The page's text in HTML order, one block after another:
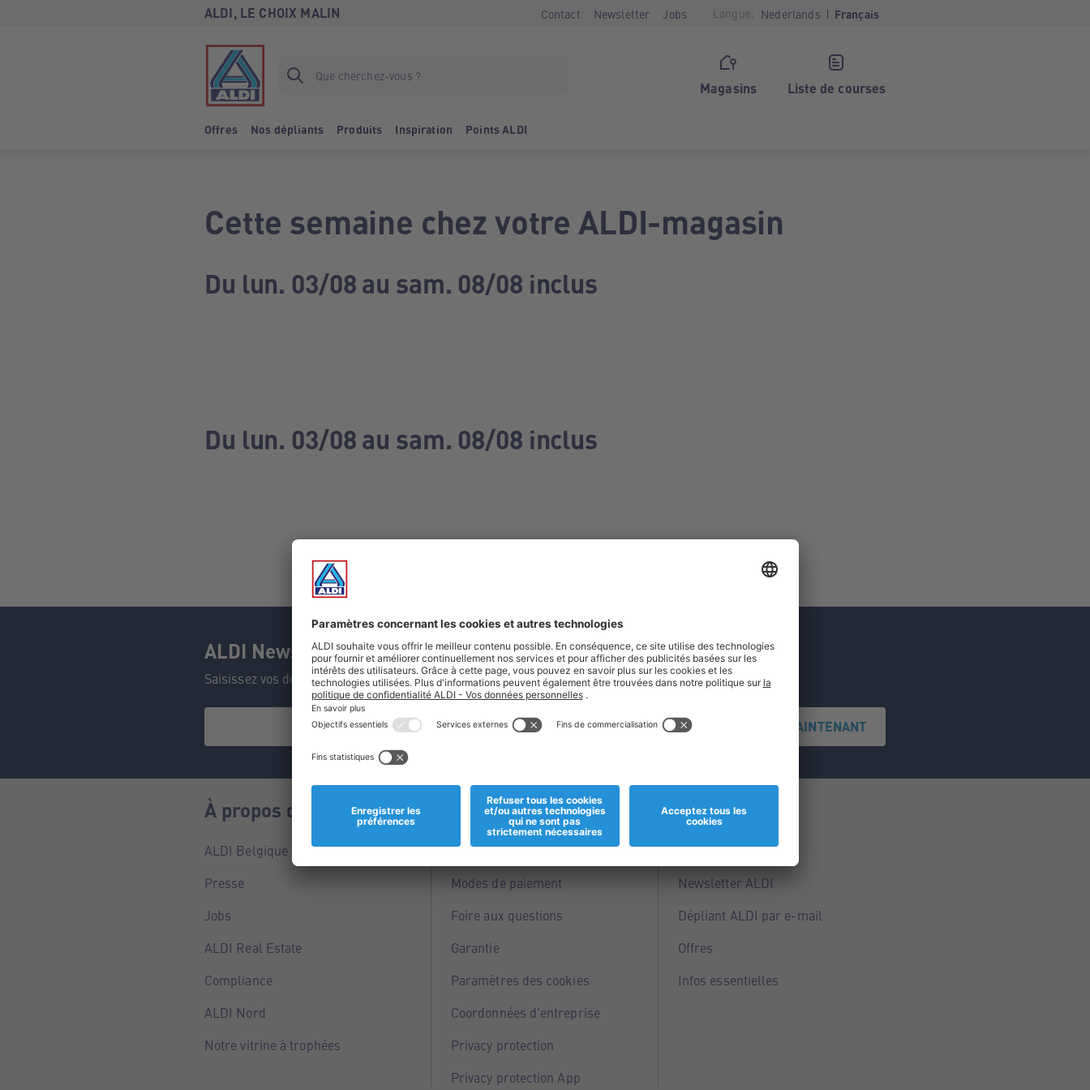
ALDI, LE CHOIX MALIN Contact Newsletter Jobs Langue: Nederlands Français
Magasins Liste de courses
Offres Nos dépliants Produits Inspiration Points ALDI
Cette semaine chez votre ALDI-magasin
Du lun. 03/08 au sam. 08/08 inclus
Du lun. 03/08 au sam. 08/08 inclus
ALDI Newsletter
Saisissez vos données et ne manquez aucune de nos offres.
S'INSCRIRE MAINTENANT
À propos de nous
ALDI Belgique
Presse
Jobs
ALDI Real Estate
Compliance
ALDI Nord
Notre vitrine à trophées
Informations
Magasins
Modes de paiement
Foire aux questions
Garantie
Paramètres des cookies
Coordonnées d'entreprise
Privacy protection
Privacy protection App
Service
Points ALDI
Newsletter ALDI
Dépliant ALDI par e-mail
Offres
Infos essentielles